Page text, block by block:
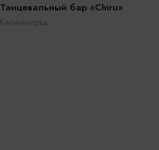
Танцевальный бар «Chiru»
Калининград